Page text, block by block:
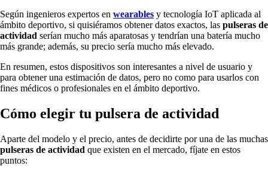
Según ingenieros expertos en wearables y tecnología IoT aplicada al
ámbito deportivo, si quisiéramos obtener datos exactos, las pulseras de
actividad serían mucho más aparatosas y tendrían una batería mucho
más grande; además, su precio sería mucho más elevado.
En resumen, estos dispositivos son interesantes a nivel de usuario y
para obtener una estimación de datos, pero no como para usarlos con
fines médicos o profesionales en el ámbito deportivo.
Cómo elegir tu pulsera de actividad
Aparte del modelo y el precio, antes de decidirte por una de las muchas
pulseras de actividad que existen en el mercado, fíjate en estos
puntos: